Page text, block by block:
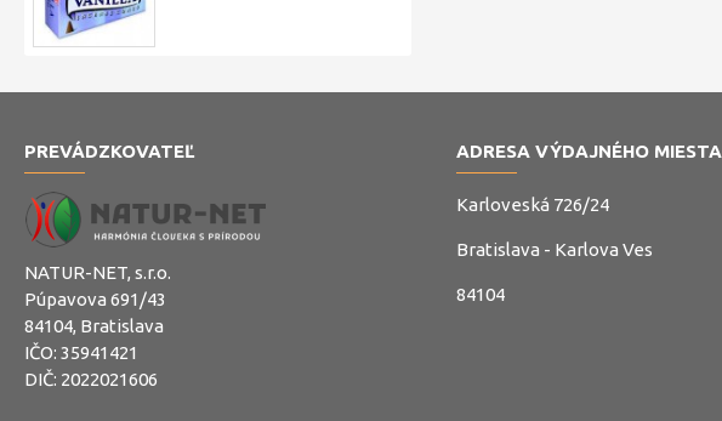
PREVÁDZKOVATEĽ
NATUR-NET, s.r.o.
Púpavova 691/43
84104, Bratislava
IČO: 35941421
DIČ: 2022021606
ADRESA VÝDAJNÉHO MIESTA
Karloveská 726/24
Bratislava - Karlova Ves
84104